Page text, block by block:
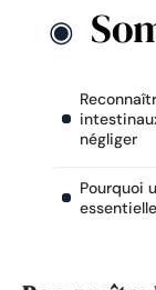
négliger
Pourquoi